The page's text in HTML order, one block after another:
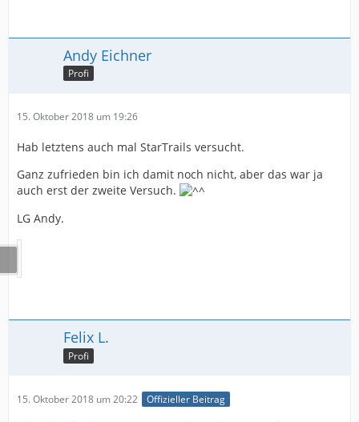
Andy Eichner
Profi
15. Oktober 2018 um 19:26
Hab letztens auch mal StarTrails versucht.
Ganz zufrieden bin ich damit noch nicht, aber das war ja
auch erst der zweite Versuch.
LG Andy.
Felix L.
Profi
15. Oktober 2018 um 20:22 Offizieller Beitrag